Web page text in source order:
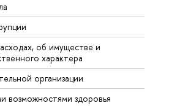
об имуществе и
характера
организации
возможностями здоровья